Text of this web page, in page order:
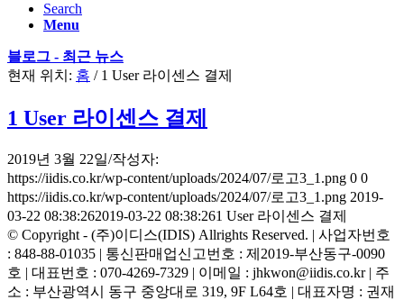
Search
Menu
블로그 - 최근 뉴스
현재 위치: 홈 / 1 User 라이센스 결제
1 User 라이센스 결제
2019년 3월 22일/작성자:
https://iidis.co.kr/wp-content/uploads/2024/07/로고3_1.png 0 0
https://iidis.co.kr/wp-content/uploads/2024/07/로고3_1.png 2019-
03-22 08:38:262019-03-22 08:38:261 User 라이센스 결제
© Copyright - (주)이디스(IDIS) Allrights Reserved. | 사업자번호
: 848-88-01035 | 통신판매업신고번호 : 제2019-부산동구-0090
호 | 대표번호 : 070-4269-7329 | 이메일 : jhkwon@iidis.co.kr | 주
소 : 부산광역시 동구 중앙대로 319, 9F L64호 | 대표자명 : 권재